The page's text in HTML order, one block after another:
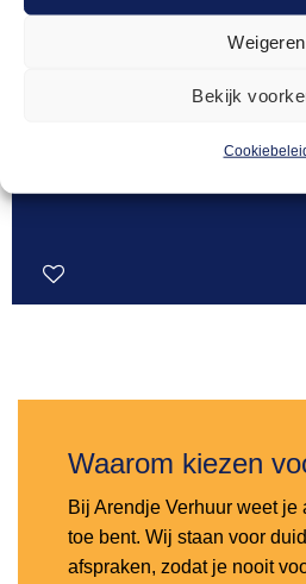
Weigeren
Bekijk
Waarom kiezen
Bij Arendje Verhuur weet je
toe bent. Wij staan voor
afspraken, zodat je nooit